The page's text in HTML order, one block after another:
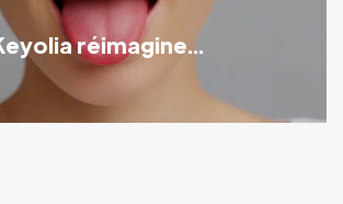
réimagine...